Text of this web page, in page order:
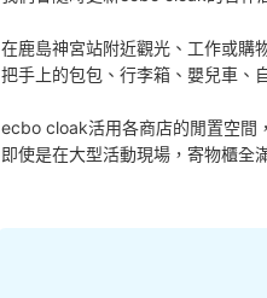
在鹿島神宮站附近觀光、工作或購
把手上的包包、行李箱、嬰兒車、
ecbo cloak活用各商店的閒置空間
即使是在大型活動現場，寄物櫃全